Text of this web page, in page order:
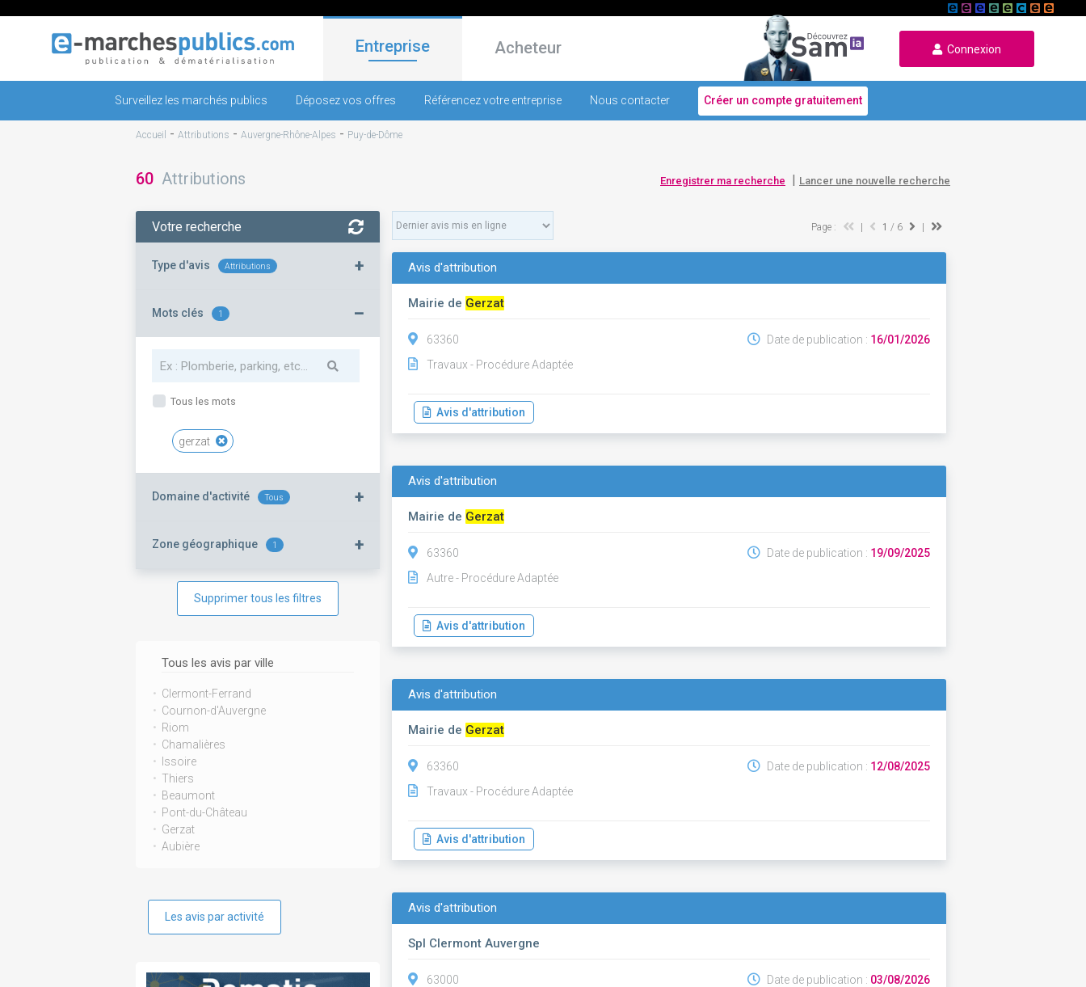
Entreprise Acheteur Connexion
Surveillez les marchés publics Déposez vos offres Référencez votre entreprise Nous contacter Créer un compte gratuitement
Accueil - Attributions - Auvergne-Rhône-Alpes - Puy-de-Dôme
60 Attributions Enregistrer ma recherche | Lancer une nouvelle recherche
Votre recherche
Type d'avis Attributions +
Mots clés 1 –
Tous les mots
gerzat
Domaine d'activité Tous +
Zone géographique 1 +
Supprimer tous les filtres
Tous les avis par ville
Clermont-Ferrand
Cournon-d'Auvergne
Riom
Chamalières
Issoire
Thiers
Beaumont
Pont-du-Château
Gerzat
Aubière
Les avis par activité
Page : 1 / 6
Avis d'attribution
Mairie de Gerzat
63360
Travaux - Procédure Adaptée
Date de publication : 16/01/2026
Avis d'attribution
Avis d'attribution
Mairie de Gerzat
63360
Autre - Procédure Adaptée
Date de publication : 19/09/2025
Avis d'attribution
Avis d'attribution
Mairie de Gerzat
63360
Travaux - Procédure Adaptée
Date de publication : 12/08/2025
Avis d'attribution
Avis d'attribution
Spl Clermont Auvergne
63000
Date de publication : 03/08/2026